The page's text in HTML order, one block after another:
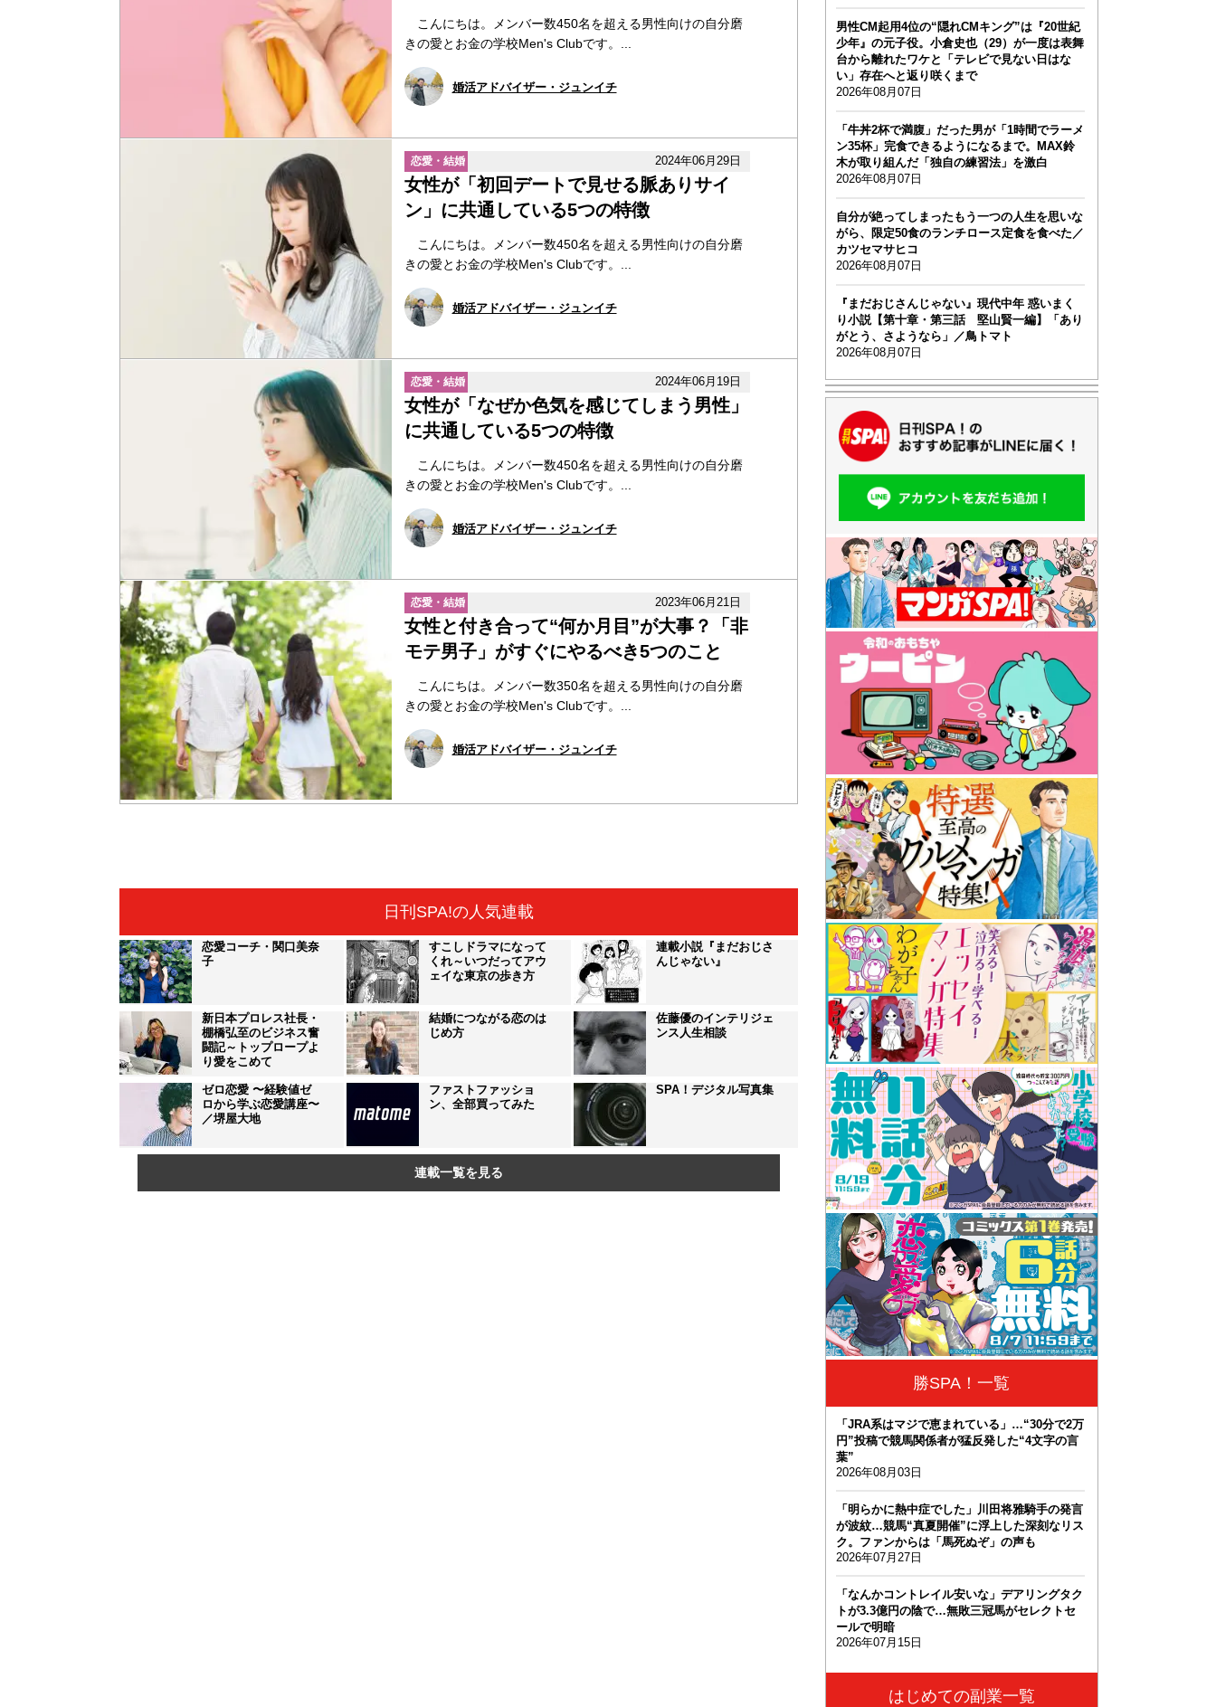
こんにちは。メンバー数450名を超える男性向けの自分磨
きの愛とお金の学校Men's Clubです。...
婚活アドバイザー・ジュンイチ
恋愛・結婚 2024年06月29日
女性が「初回デートで見せる脈ありサイ
ン」に共通している5つの特徴
こんにちは。メンバー数450名を超える男性向けの自分磨
きの愛とお金の学校Men's Clubです。...
婚活アドバイザー・ジュンイチ
恋愛・結婚 2024年06月19日
女性が「なぜか色気を感じてしまう男性」
に共通している5つの特徴
こんにちは。メンバー数450名を超える男性向けの自分磨
きの愛とお金の学校Men's Clubです。...
婚活アドバイザー・ジュンイチ
恋愛・結婚 2023年06月21日
女性と付き合って“何か月目”が大事？「非
モテ男子」がすぐにやるべき5つのこと
こんにちは。メンバー数350名を超える男性向けの自分磨
きの愛とお金の学校Men's Clubです。...
婚活アドバイザー・ジュンイチ
日刊SPA!の人気連載
恋愛コーチ・関口美奈
子
すこしドラマになって
くれ～いつだってアウ
ェイな東京の歩き方
連載小説『まだおじさ
んじゃない』
新日本プロレス社長・
棚橋弘至のビジネス奮
闘記～トップロープよ
り愛をこめて
結婚につながる恋のは
じめ方
佐藤優のインテリジェ
ンス人生相談
ゼロ恋愛 〜経験値ゼ
ロから学ぶ恋愛講座〜
／堺屋大地
ファストファッショ
ン、全部買ってみた
SPA！デジタル写真集
連載一覧を見る
男性CM起用4位の“隠れCMキング”は『20世紀
少年』の元子役。小倉史也（29）が一度は表舞
台から離れたワケと「テレビで見ない日はな
い」存在へと返り咲くまで
2026年08月07日
「牛丼2杯で満腹」だった男が「1時間でラーメ
ン35杯」完食できるようになるまで。MAX鈴
木が取り組んだ「独自の練習法」を激白
2026年08月07日
自分が絶ってしまったもう一つの人生を思いな
がら、限定50食のランチロース定食を食べた／
カツセマサヒコ
2026年08月07日
『まだおじさんじゃない』現代中年 惑いまく
り小説【第十章・第三話 堅山賢一編】「あり
がとう、さようなら」／鳥トマト
2026年08月07日
勝SPA！一覧
「JRA系はマジで恵まれている」…“30分で2万
円”投稿で競馬関係者が猛反発した“4文字の言
葉”
2026年08月03日
「明らかに熱中症でした」川田将雅騎手の発言
が波紋…競馬“真夏開催”に浮上した深刻なリス
ク。ファンからは「馬死ぬぞ」の声も
2026年07月27日
「なんかコントレイル安いな」デアリングタク
トが3.3億円の陰で…無敗三冠馬がセレクトセ
ールで明暗
2026年07月15日
はじめての副業一覧